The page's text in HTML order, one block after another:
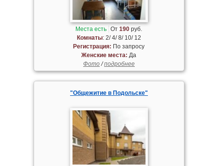
Места есть От190 руб.
Комнаты: 2/ 4/ 8/ 10/ 12
Регистрация: По запросу
Женские места: Да
Фото/подробнее
"Общежитие в Подольске"